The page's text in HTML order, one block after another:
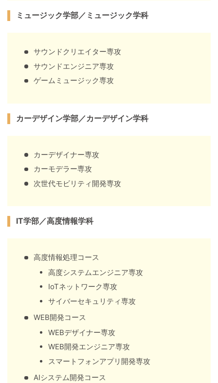
ミュージック学部／ミュージック学科
サウンドクリエイター専攻
サウンドエンジニア専攻
ゲームミュージック専攻
カーデザイン学部／カーデザイン学科
カーデザイナー専攻
カーモデラー専攻
次世代モビリティ開発専攻
IT学部／高度情報学科
高度情報処理コース
高度システムエンジニア専攻
IoTネットワーク専攻
サイバーセキュリティ専攻
WEB開発コース
WEBデザイナー専攻
WEB開発エンジニア専攻
スマートフォンアプリ開発専攻
AIシステム開発コース